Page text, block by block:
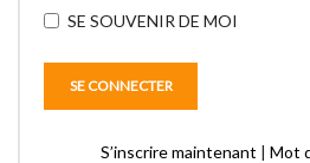
SE SOUVENIR DE MOI
S’inscrire maintenant | Mot